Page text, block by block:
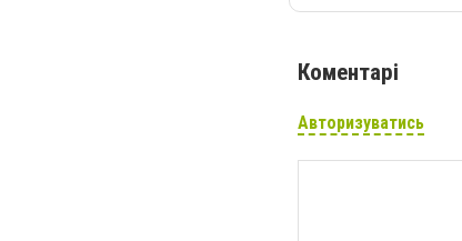
Коментарі
Авторизуватись